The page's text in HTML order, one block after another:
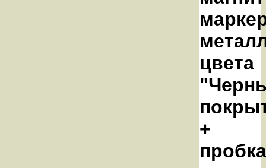
цвета
+